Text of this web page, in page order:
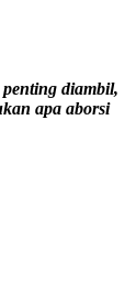
diambil,
apa aborsi